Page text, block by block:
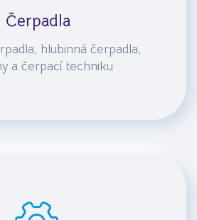
Čerpadla
hlubinná čerpadla,
a čerpací techniku